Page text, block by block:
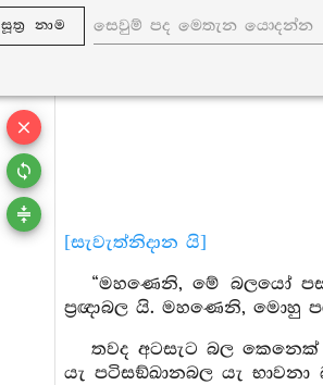
සූත්‍ර නාම
[සැවැත්නිදාන යි]
“මහණෙනි, මේ බලයෝ
ප්‍රඥාබල යි. මහණෙනි, මොහු
තවද අටසැට බල කෙනෙක්
යැ පටිසඞ්ඛානබල යැ භාවනා